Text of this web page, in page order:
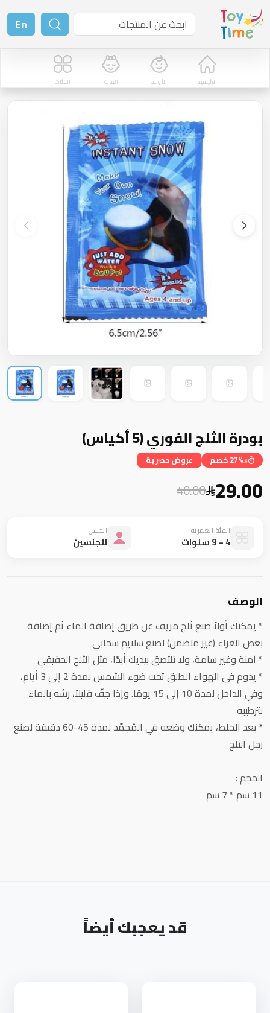
En
الرئيسية الأولاد البنات الفئات
بودرة الثلج الفوري (5 أكياس)
27% خصم عروض حصرية
29.00
40.00
الفئة العمرية
4 – 9 سنوات
الجنس
للجنسين
الوصف
* يمكنك أولاً صنع ثلج مزيف عن طريق إضافة الماء ثم إضافة
بعض الغراء (غير متضمن) لصنع سلايم سحابي
* آمنة وغير سامة، ولا تلتصق بيديك أبدًا، مثل الثلج الحقيقي
* يدوم في الهواء الطلق تحت ضوء الشمس لمدة 2 إلى 3 أيام،
وفي الداخل لمدة 10 إلى 15 يومًا. وإذا جفّ قليلاً، رشه بالماء
لترطيبه
* بعد الخلط، يمكنك وضعه في المُجمّد لمدة 45-60 دقيقة لصنع
رجل الثلج
الحجم :
11 سم * 7 سم
قد يعجبك أيضاً